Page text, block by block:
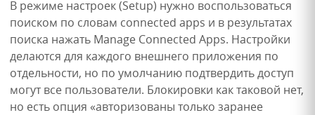
В режиме настроек (Setup) нужно воспользоваться
поиском по словам connected apps и в результатах
поиска нажать Manage Connected Apps. Настройки
делаются для каждого внешнего приложения по
отдельности, но по умолчанию подтвердить доступ
могут все пользователи. Блокировки как таковой нет,
но есть опция «авторизованы только заранее